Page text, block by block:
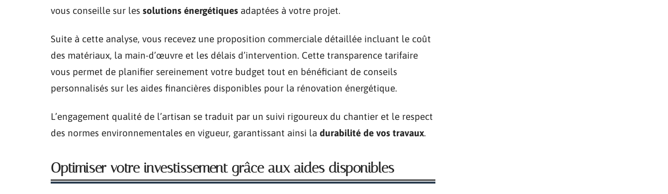
vous conseille sur les solutions énergétiques adaptées à votre projet.
Suite à cette analyse, vous recevez une proposition commerciale détaillée incluant le coût
des matériaux, la main-d’œuvre et les délais d’intervention. Cette transparence tarifaire
vous permet de planifier sereinement votre budget tout en bénéficiant de conseils
personnalisés sur les aides financières disponibles pour la rénovation énergétique.
L’engagement qualité de l’artisan se traduit par un suivi rigoureux du chantier et le respect
des normes environnementales en vigueur, garantissant ainsi la durabilité de vos travaux.
Optimiser votre investissement grâce aux aides disponibles